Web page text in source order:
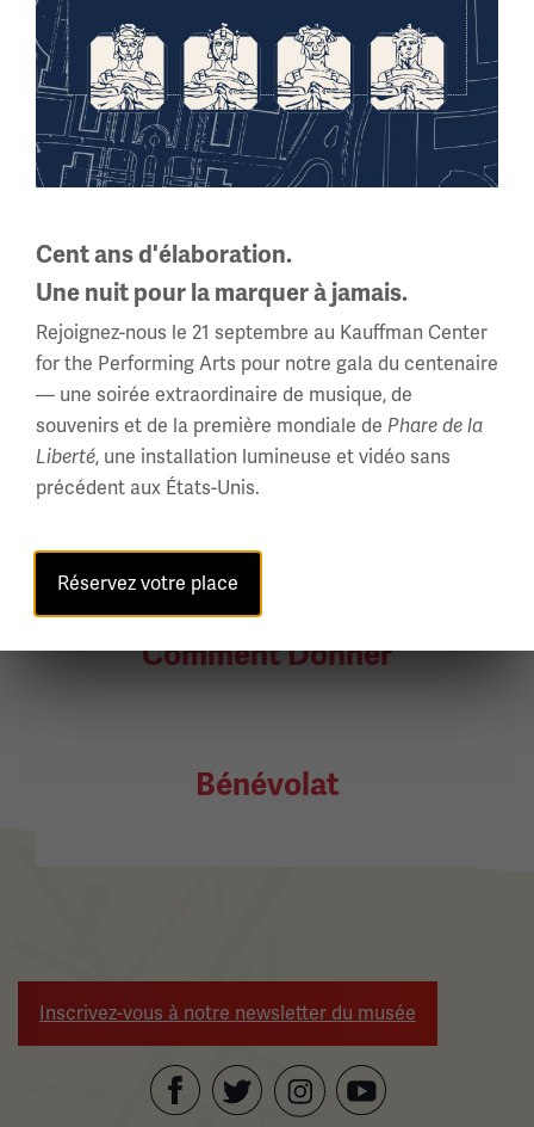
objet
Faire un don
Soutenez le Musée et
le Mémorial
Comment Donner
Bénévolat
Inscrivez-vous à notre newsletter du musée
Cent ans d'élaboration.
Une nuit pour la marquer à jamais.
Rejoignez-nous le 21 septembre au Kauffman Center
for the Performing Arts pour notre gala du centenaire
— une soirée extraordinaire de musique, de
souvenirs et de la première mondiale de Phare de la
Liberté, une installation lumineuse et vidéo sans
précédent aux États-Unis.
Réservez votre place